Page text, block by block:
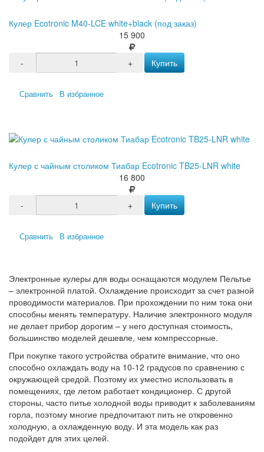
Кулер Ecotronic M40-LCE white+black (под заказ)
15 900
- + Купить
Сравнить В избранное
Кулер с чайным столиком Тиабар Ecotronic TB25-LNR white
16 800
- + Купить
Сравнить В избранное
Электронные кулеры для воды оснащаются модулем Пельтье
– электронной платой. Охлаждение происходит за счет разной
проводимости материалов. При прохождении по ним тока они
способны менять температуру. Наличие электронного модуля
не делает прибор дорогим – у него доступная стоимость,
большинство моделей дешевле, чем компрессорные.
При покупке такого устройства обратите внимание, что оно
способно охлаждать воду на 10-12 градусов по сравнению с
окружающей средой. Поэтому их уместно использовать в
помещениях, где летом работает кондиционер. С другой
стороны, часто питье холодной воды приводит к заболеваниям
горла, поэтому многие предпочитают пить не откровенно
холодную, а охлажденную воду. И эта модель как раз
подойдет для этих целей.